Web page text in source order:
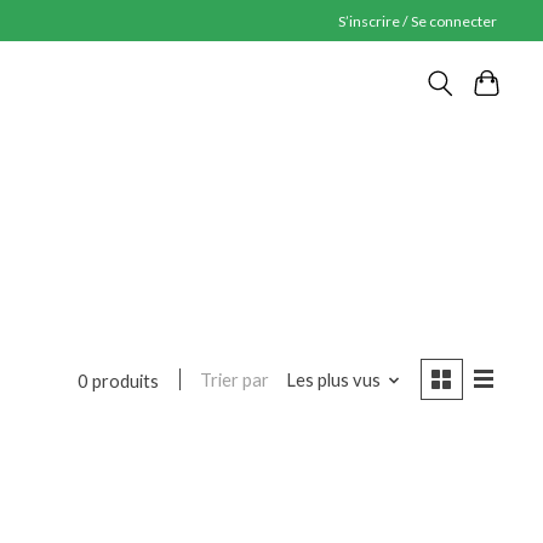
S’inscrire / Se connecter
0 produits Trier par Les plus vus